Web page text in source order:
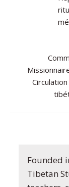
Founded
Tibetan